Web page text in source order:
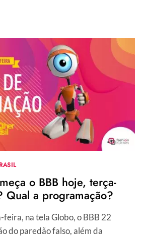
o BBB hoje, terça-
a programação?
na tela Globo, o BBB 22
do paredão falso, além da